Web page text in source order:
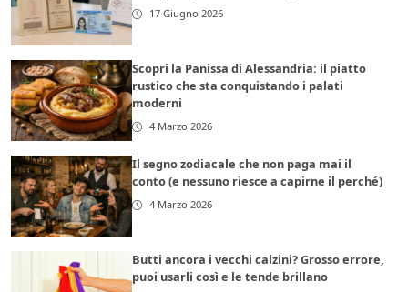
17 Giugno 2026
Scopri la Panissa di Alessandria: il piatto
rustico che sta conquistando i palati
moderni
4 Marzo 2026
Il segno zodiacale che non paga mai il
conto (e nessuno riesce a capirne il perché)
4 Marzo 2026
Butti ancora i vecchi calzini? Grosso errore,
puoi usarli così e le tende brillano